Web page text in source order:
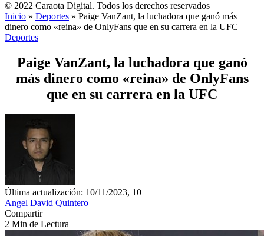
© 2022 Caraota Digital. Todos los derechos reservados
Inicio » Deportes » Paige VanZant, la luchadora que ganó más
dinero como «reina» de OnlyFans que en su carrera en la UFC
Deportes
Paige VanZant, la luchadora que ganó
más dinero como «reina» de OnlyFans
que en su carrera en la UFC
Última actualización: 10/11/2023, 10
Angel David Quintero
Compartir
2 Min de Lectura